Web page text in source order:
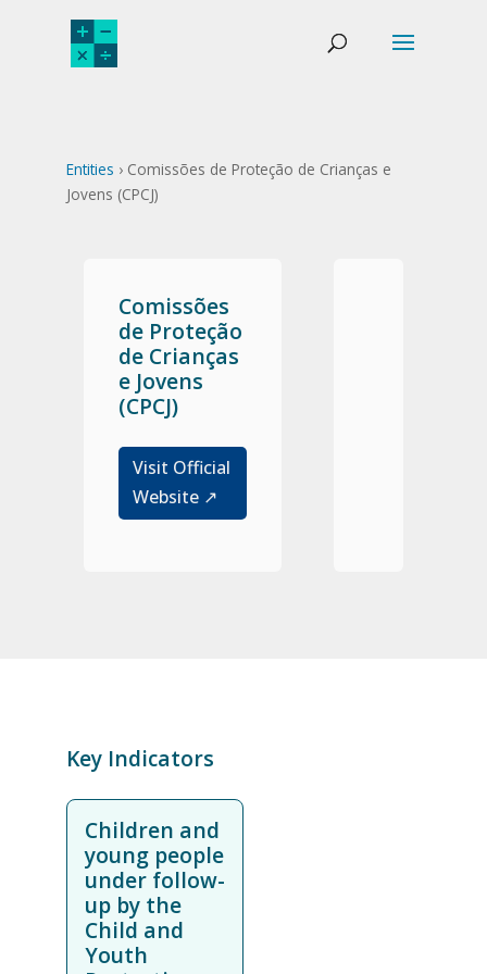
Entities › Comissões de Proteção de Crianças e
Jovens (CPCJ)
Comissões
de Proteção
de Crianças
e Jovens
(CPCJ)
Visit Official
Website ↗
Key Indicators
Children and
young people
under follow-
up by the
Child and
Youth